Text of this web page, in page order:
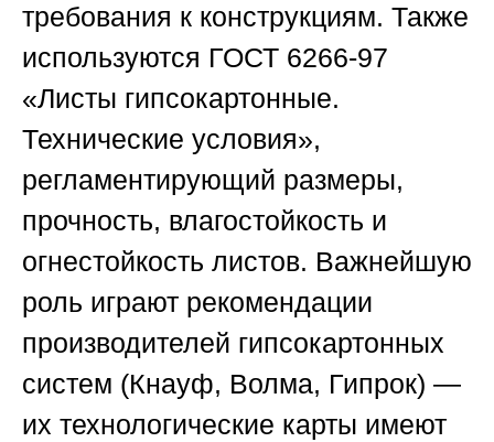
требования к конструкциям. Также
используются ГОСТ 6266-97
«Листы гипсокартонные.
Технические условия»,
регламентирующий размеры,
прочность, влагостойкость и
огнестойкость листов. Важнейшую
роль играют рекомендации
производителей гипсокартонных
систем (Кнауф, Волма, Гипрок) —
их технологические карты имеют